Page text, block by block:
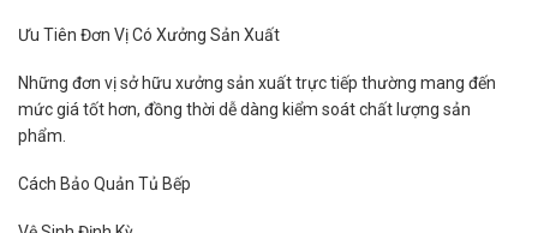
Ưu Tiên Đơn Vị Có Xưởng Sản Xuất
Những đơn vị sở hữu xưởng sản xuất trực tiếp thường mang đến
mức giá tốt hơn, đồng thời dễ dàng kiểm soát chất lượng sản
phẩm.
Cách Bảo Quản Tủ Bếp